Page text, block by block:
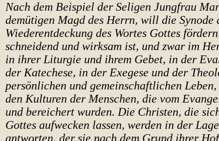
Nach dem Beispiel der Seligen Jungfrau
demütigen Magd des Herrn, will die Synode
Wiederentdeckung des Wortes Gottes
schneidend und wirksam ist, und zwar im
in ihrer Liturgie und ihrem Gebet, in der
der Katechese, in der Exegese und der
persönlichen und gemeinschaftlichen
den Kulturen der Menschen, die vom
und bereichert wurden. Die Christen, die
Gottes aufwecken lassen, werden in der
antworten, der sie nach dem Grund ihrer